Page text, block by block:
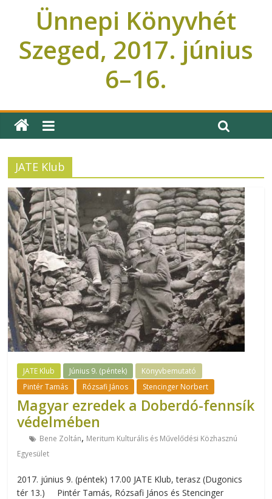
Ünnepi Könyvhét
Szeged, 2017. június
6–16.
JATE Klub
JATE Klub Június 9. (péntek)
Könyvbemutató
Pintér Tamás
Rózsafi János Stencinger Norbert
Magyar ezredek a Doberdó-fennsík
védelmében
Bene Zoltán, Meritum Kulturális és Művelődési Közhasznú
Egyesület
2017. június 9. (péntek) 17.00 JATE Klub, terasz (Dugonics
tér 13.) Pintér Tamás, Rózsafi János és Stencinger